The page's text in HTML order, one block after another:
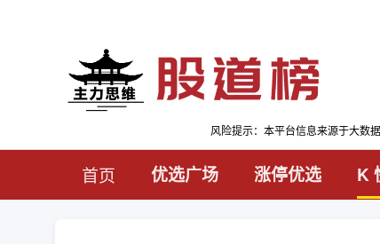
风险提示：本平台信息来源于大数
首页 优选广场 涨停优选 K